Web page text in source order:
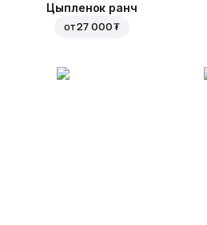
Цыпленок ранч
от27 000 ₮